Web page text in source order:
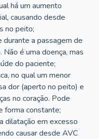
há um aumento
causando desde
no peito;
durante a passagem de
é uma doença, mas
do paciente;
no qual um menor
dor (aperto no peito) e
no coração. Pode
forma constante;
dilatação em excesso
causar desde AVC